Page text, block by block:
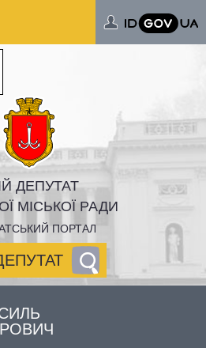
ДЕПУТАТ
МІСЬКОЇ РАДИ
ПОРТАЛ